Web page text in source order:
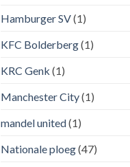
Hamburger SV(1)
KFC Bolderberg(1)
KRC Genk (1)
Manchester City(1)
mandel united(1)
Nationale ploeg(47)